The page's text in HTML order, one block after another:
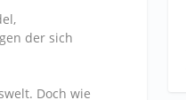
der sich
Doch wie